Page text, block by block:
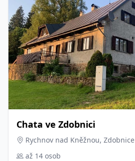
Chata ve Zdobnici
Rychnov nad Kněžnou, Zdobnice
až 14 osob